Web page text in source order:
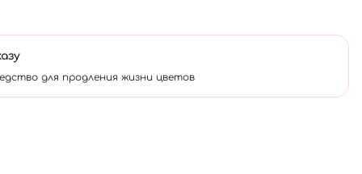
для продления жизни цветов